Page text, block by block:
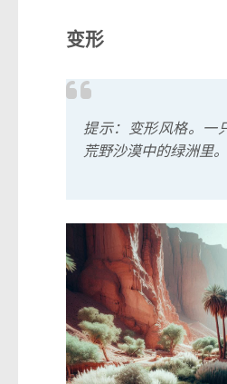
变形
提示：变形风格。一
荒野沙漠中的绿洲里。